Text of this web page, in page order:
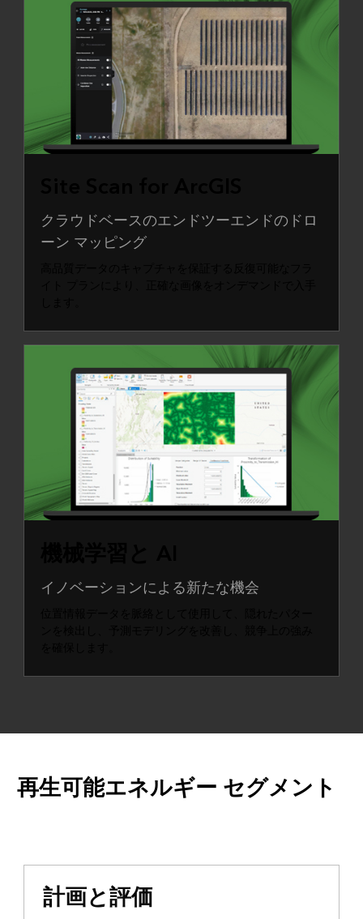
クラウドベースのエンドツーエンドのドロ
ーン マッピング
イノベーションによる新たな機会
再生可能エネルギー セグメント
計画と評価